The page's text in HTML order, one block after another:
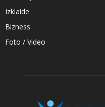
Izklaide
Bizness
Foto / Video